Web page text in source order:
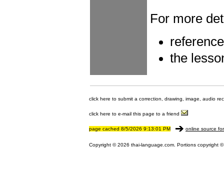
For more
the
click here to submit a correction, drawing, image, audio
click here to e-mail this page to a friend
page cached 8/5/2026 9:13:01 PM online source
Copyright © 2026 thai-language.com. Portions copyright